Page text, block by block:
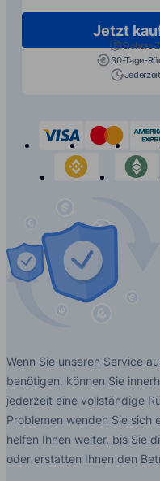
Jetzt
Sichere
30-Tage-
visa
binance
Wenn Sie unseren Service
benötigen, können Sie
jederzeit eine vollständige
Problemen wenden Sie sich
helfen Ihnen weiter, bis Sie
oder erstatten Ihnen den